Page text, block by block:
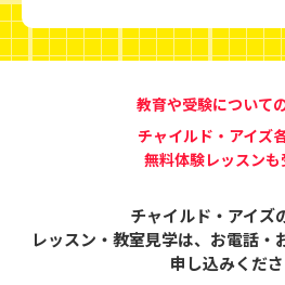
教育や受験について
チャイルド・アイズ
無料体験レッスンも
チャイルド・アイズ
レッスン・教室見学は、 お電話・
申し込みくださ